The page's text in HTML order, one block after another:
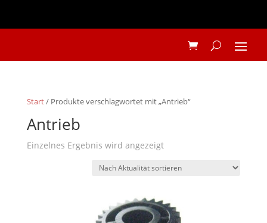
Start/ Produkte verschlagwortet mit „Antrieb“
Antrieb
Einzelnes Ergebnis wird angezeigt